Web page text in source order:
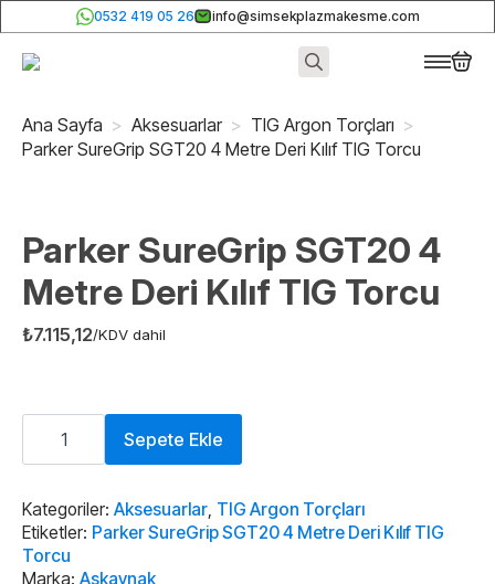
0532 419 05 26 info@simsekplazmakesme.com
Ana Sayfa Aksesuarlar
TIG Argon Torçları
Parker SureGrip SGT20 4 Metre Deri Kılıf TIG Torcu
Parker SureGrip SGT20 4
Metre Deri Kılıf TIG Torcu
₺7.115,12/KDV dahil
Parker
SureGrip
SGT20
Deri
Kılıf
TIG
Torcu
Sepete Ekle
Kategoriler: Aksesuarlar, TIG Argon Torçları
Etiketler: Parker SureGrip SGT20 4 Metre Deri Kılıf TIG
Torcu
Marka: Askaynak